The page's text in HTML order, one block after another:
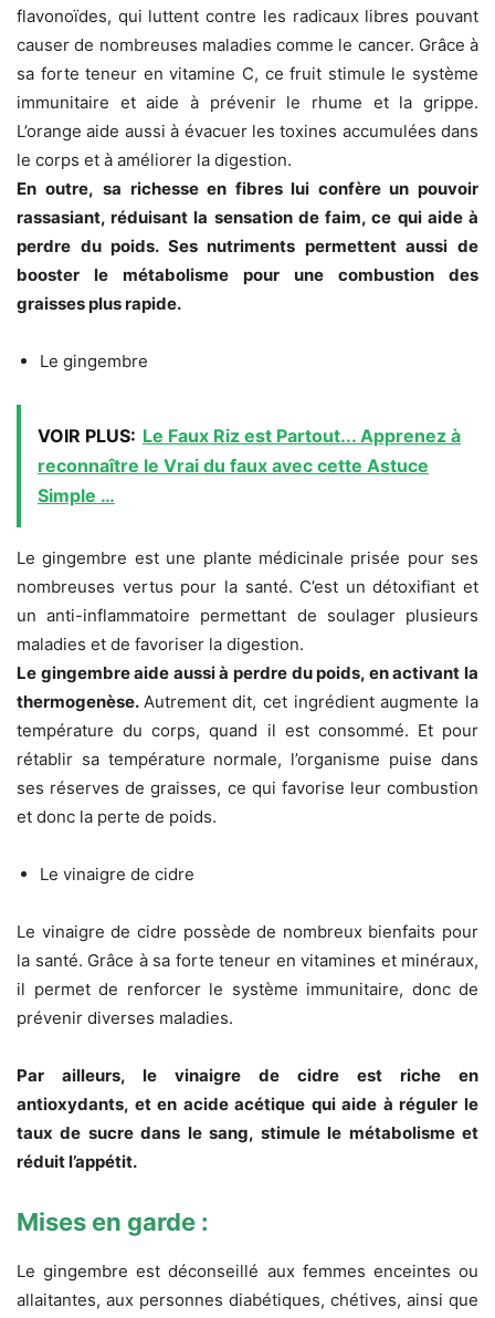
flavonoïdes, qui luttent contre les radicaux libres pouvant
causer de nombreuses maladies comme le cancer. Grâce à
sa forte teneur en vitamine C, ce fruit stimule le système
immunitaire et aide à prévenir le rhume et la grippe.
L’orange aide aussi à évacuer les toxines accumulées dans
le corps et à améliorer la digestion.
En outre, sa richesse en fibres lui confère un pouvoir
rassasiant, réduisant la sensation de faim, ce qui aide à
perdre du poids. Ses nutriments permettent aussi de
booster le métabolisme pour une combustion des
graisses plus rapide.
Le gingembre
VOIR PLUS: Le Faux Riz est Partout... Apprenez à
reconnaître le Vrai du faux avec cette Astuce
Simple …
Le gingembre est une plante médicinale prisée pour ses
nombreuses vertus pour la santé. C’est un détoxifiant et
un anti-inflammatoire permettant de soulager plusieurs
maladies et de favoriser la digestion.
Le gingembre aide aussi à perdre du poids, en activant la
thermogenèse. Autrement dit, cet ingrédient augmente la
température du corps, quand il est consommé. Et pour
rétablir sa température normale, l’organisme puise dans
ses réserves de graisses, ce qui favorise leur combustion
et donc la perte de poids.
Le vinaigre de cidre
Le vinaigre de cidre possède de nombreux bienfaits pour
la santé. Grâce à sa forte teneur en vitamines et minéraux,
il permet de renforcer le système immunitaire, donc de
prévenir diverses maladies.
Par ailleurs, le vinaigre de cidre est riche en
antioxydants, et en acide acétique qui aide à réguler le
taux de sucre dans le sang, stimule le métabolisme et
réduit l’appétit.
Mises en garde :
Le gingembre est déconseillé aux femmes enceintes ou
allaitantes, aux personnes diabétiques, chétives, ainsi que